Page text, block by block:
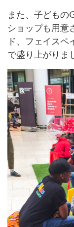
また、子ども
ショップも用意
ド、フェイスペ
で盛り上がりま